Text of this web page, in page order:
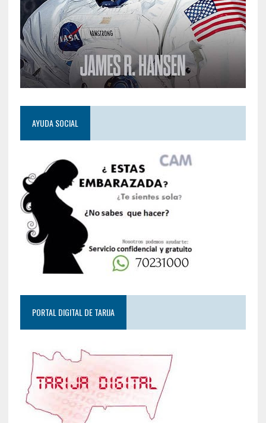
AYUDA SOCIAL
PORTAL DIGITAL DE TARIJA